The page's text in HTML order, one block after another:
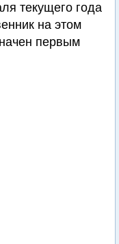
текущего года
на этом
первым